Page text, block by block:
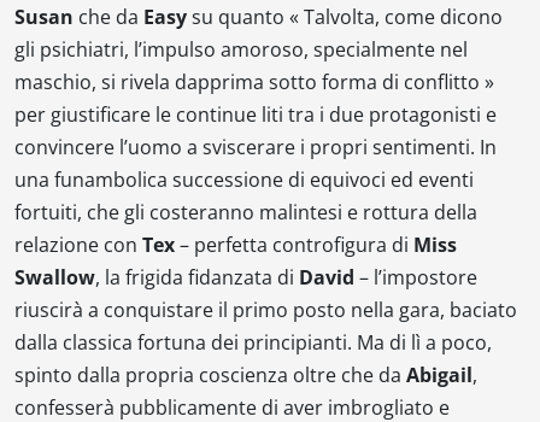
Susan che da Easysu quanto « Talvolta, come dicono
gli psichiatri, l’impulso amoroso, specialmente nel
maschio, si rivela dapprima sotto forma di conflitto »
per giustificare le continue liti tra i due protagonisti e
convincere l’uomo a sviscerare i propri sentimenti. In
una funambolica successione di equivoci ed eventi
fortuiti, che gli costeranno malintesi e rottura della
relazione con Tex– perfetta controfigura di Miss
Swallow, la frigida fidanzata di David – l’impostore
riuscirà a conquistare il primo posto nella gara, baciato
dalla classica fortuna dei principianti. Ma di lì a poco,
spinto dalla propria coscienza oltre che da Abigail,
confesserà pubblicamente di aver imbrogliato e